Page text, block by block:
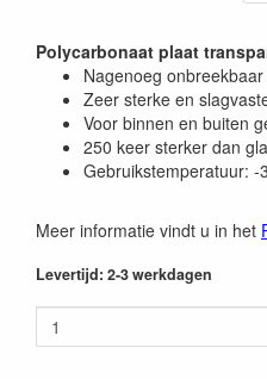
Polycarbonaat plaat
Nagenoeg onbreekbaar
Zeer sterke en
Voor binnen en buiten
250 keer sterker dan
Gebruikstemperatuur: -
Meer informatie vindt u in het
Levertijd: 2-3 werkdagen